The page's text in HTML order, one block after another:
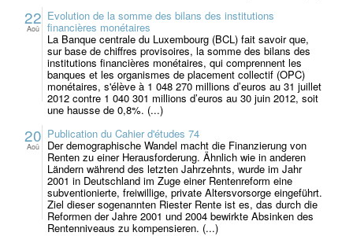
22
Aoû
Evolution de la somme des bilans des institutions
financières monétaires
La Banque centrale du Luxembourg (BCL) fait savoir que,
sur base de chiffres provisoires, la somme des bilans des
institutions financières monétaires, qui comprennent les
banques et les organismes de placement collectif (OPC)
monétaires, s'élève à 1 048 270 millions d’euros au 31 juillet
2012 contre 1 040 301 millions d’euros au 30 juin 2012, soit
une hausse de 0,8%. (...)
20
Aoû
Publication du Cahier d'études 74
Der demographische Wandel macht die Finanzierung von
Renten zu einer Herausforderung. Ähnlich wie in anderen
Ländern während des letzten Jahrzehnts, wurde im Jahr
2001 in Deutschland im Zuge einer Rentenreform eine
subventionierte, freiwillige, private Altersvorsorge eingeführt.
Ziel dieser sogenannten Riester Rente ist es, das durch die
Reformen der Jahre 2001 und 2004 bewirkte Absinken des
Rentenniveaus zu kompensieren. (...)